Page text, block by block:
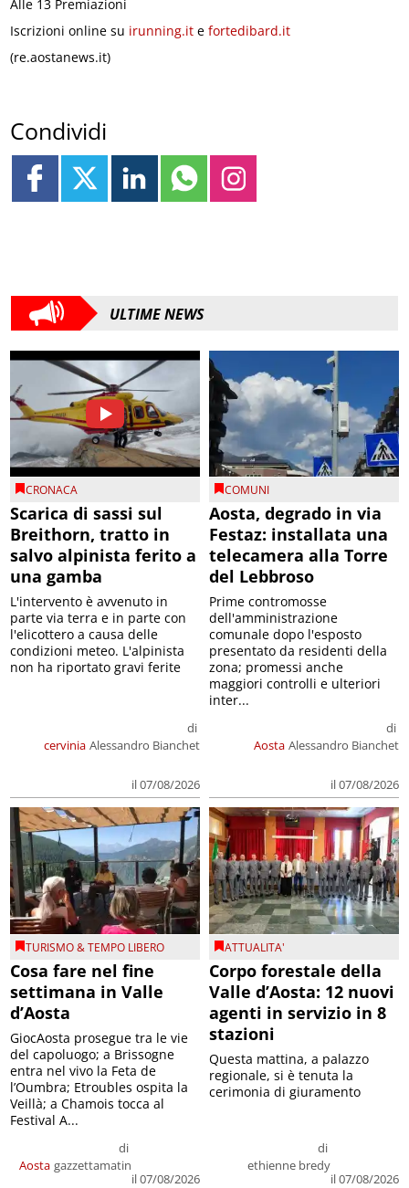
Alle 13 Premiazioni
Iscrizioni online su irunning.it efortedibard.it
(re.aostanews.it)
Condividi
ULTIME NEWS
CRONACA
Scarica di sassi sul
Breithorn, tratto in
salvo alpinista ferito a
una gamba
cervinia
di
Alessandro Bianchet
il 07/08/2026
L'intervento è avvenuto in
parte via terra e in parte con
l'elicottero a causa delle
condizioni meteo. L'alpinista
non ha riportato gravi ferite
COMUNI
Aosta, degrado in via
Festaz: installata una
telecamera alla Torre
del Lebbroso
Aosta
di
Alessandro Bianchet
il 07/08/2026
Prime contromosse
dell'amministrazione
comunale dopo l'esposto
presentato da residenti della
zona; promessi anche
maggiori controlli e ulteriori
inter...
TURISMO & TEMPO LIBERO
Cosa fare nel fine
settimana in Valle
d’Aosta
Aosta
di
gazzettamatin
il 07/08/2026
GiocAosta prosegue tra le vie
del capoluogo; a Brissogne
entra nel vivo la Feta de
l’Oumbra; Etroubles ospita la
Veillà; a Chamois tocca al
Festival A...
ATTUALITA'
Corpo forestale della
Valle d’Aosta: 12 nuovi
agenti in servizio in 8
stazioni
di
ethienne bredy
il 07/08/2026
Questa mattina, a palazzo
regionale, si è tenuta la
cerimonia di giuramento